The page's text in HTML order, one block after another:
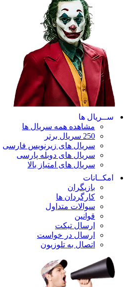
ســریال ها
مشاهده همه سریال ها
250 سریال برتر
سریال های زیرنویس فارسی
سریال های دوبله پارسی
سریال های امتیاز بالا
امکــانات
بازیگران
کارگردان ها
سوالات متداول
قوانین
ارسال تیکت
ارسال در خواست
اتصال به تلوزیون